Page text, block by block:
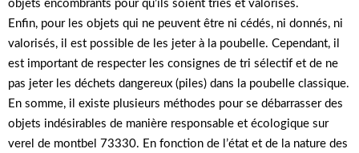
objets encombrants pour qu’ils soient triés et valorisés.
Enfin, pour les objets qui ne peuvent être ni cédés, ni donnés, ni
valorisés, il est possible de les jeter à la poubelle. Cependant, il
est important de respecter les consignes de tri sélectif et de ne
pas jeter les déchets dangereux (piles) dans la poubelle classique.
En somme, il existe plusieurs méthodes pour se débarrasser des
objets indésirables de manière responsable et écologique sur
verel de montbel 73330. En fonction de l’état et de la nature des